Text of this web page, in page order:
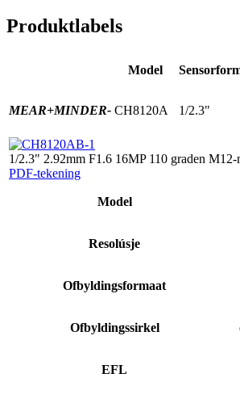
Produktlabels
Model
MEAR+MINDER- CH8120A 1/2.3"
1/2.3" 2.92mm F1.6 16MP 110 graden M12-
PDF-tekening
Model
Resolúsje
Ofbyldingsformaat
Ofbyldingssirkel
EFL